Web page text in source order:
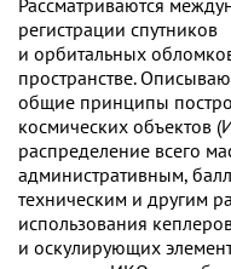
регистрации спутников
и орбитальных
пространстве.
общие принципы
космических объектов
распределение всего
административным,
техническим и другим
использования
и оскулирующих